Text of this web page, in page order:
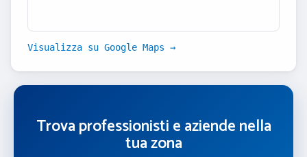
Visualizza su Google Maps →
Trova professionisti e aziende nella
tua zona